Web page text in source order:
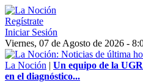
Regístrate
Iniciar Sesión
Viernes, 07 de Agosto de 2026 -
La Noción | Un equipo de la
en el diagnóstico...